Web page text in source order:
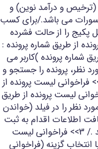
(ترخیص و درآمد نوین) و
می باشد./برای کسب
پکیج را از حالت فشرده
فراخوانی پرونده از طریق شماره پرونده :
شماره پرونده )کاربر می
نظر، پرونده را جستجو و
برای ثبت کسور پرونده نماید ./ 2>> فراخوانی لیست پرونده از
لیست پرونده از طریق
نظر را در فیلد (خواندن
اطلاعات اقدام به ثبت
کسور برای پرونده های مورد نظر نماید ./ 3>> فراخوانی لیست
انتخاب گزینه (فراخوانی